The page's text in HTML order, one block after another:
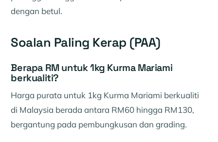
dengan betul.
Soalan Paling Kerap (PAA)
Berapa RM untuk 1kg Kurma Mariami
berkualiti?
Harga purata untuk 1kg Kurma Mariami berkualiti
di Malaysia berada antara RM60 hingga RM130,
bergantung pada pembungkusan dan grading.